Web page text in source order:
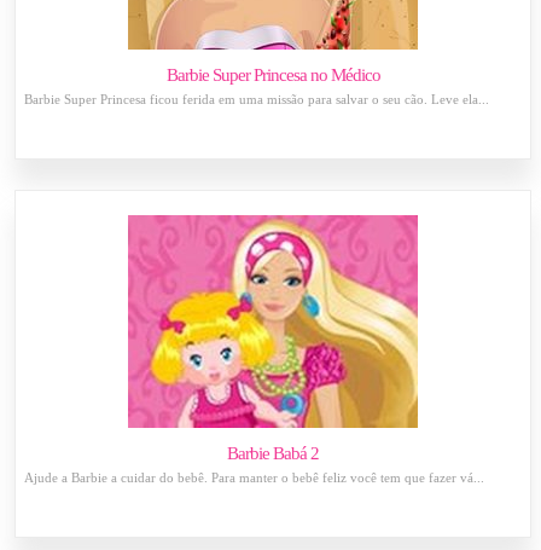
Barbie Super Princesa no Médico
Barbie Super Princesa ficou ferida em uma missão para salvar o seu cão. Leve ela...
Barbie Babá 2
Ajude a Barbie a cuidar do bebê. Para manter o bebê feliz você tem que fazer vá...